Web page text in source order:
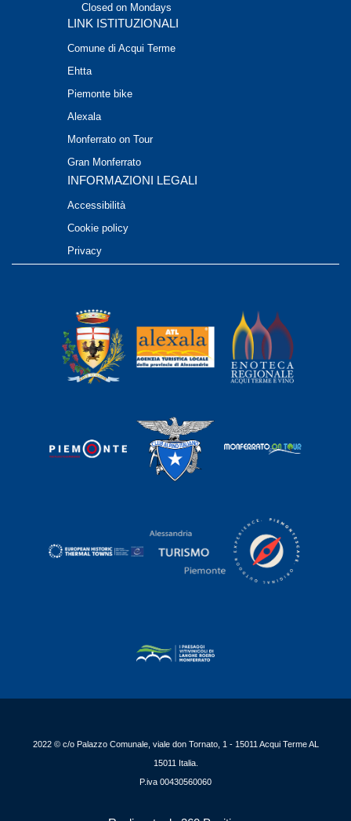
Closed on Mondays
LINK ISTITUZIONALI
Comune di Acqui Terme
Ehtta
Piemonte bike
Alexala
Monferrato on Tour
Gran Monferrato
INFORMAZIONI LEGALI
Accessibilità
Cookie policy
Privacy
2022 © c/o Palazzo Comunale, viale don Tornato, 1 - 15011 Acqui Terme AL
15011 Italia.
P.iva 00430560060